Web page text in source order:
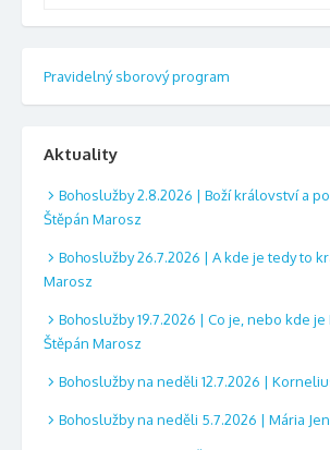
Pravidelný sborový program
Aktuality
Bohoslužby 2.8.2026 | Boží království a
Štěpán Marosz
Bohoslužby 26.7.2026 | A kde je tedy to
Marosz
Bohoslužby 19.7.2026 | Co je, nebo kde
Štěpán Marosz
Bohoslužby na neděli 12.7.2026 |
Bohoslužby na neděli 5.7.2026 | Mária